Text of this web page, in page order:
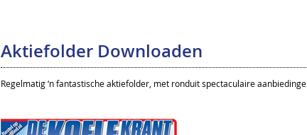
Aktiefolder Downloaden
Regelmatig ‘n fantastische aktiefolder, met ronduit spectaculaire